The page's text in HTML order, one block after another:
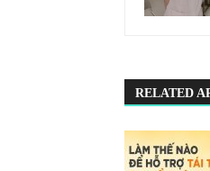
RELATED